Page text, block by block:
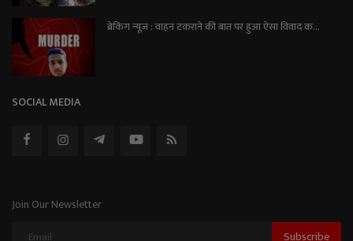
ब्रेकिंग न्यूज़ : वाहन टकराने की बात पर हुआ ऐसा विवाद क...
SOCIAL MEDIA
Join Our Newsletter
Subscribe